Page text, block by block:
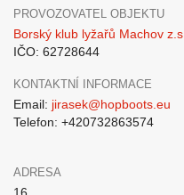
PROVOZOVATEL OBJEKTU
Borský klub lyžařů Machov z.s.
IČO: 62728644
KONTAKTNÍ INFORMACE
Email: jirasek@hopboots.eu
Telefon: +420732863574
ADRESA